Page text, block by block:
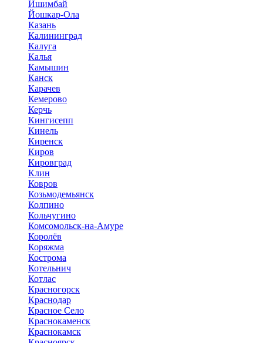
Ишимбай
Йошкар-Ола
Казань
Калининград
Калуга
Калья
Камышин
Канск
Карачев
Кемерово
Керчь
Кингисепп
Кинель
Киренск
Киров
Кировград
Клин
Ковров
Козьмодемьянск
Колпино
Кольчугино
Комсомольск-на-Амуре
Королёв
Коряжма
Кострома
Котельнич
Котлас
Красногорск
Краснодар
Красное Село
Краснокаменск
Краснокамск